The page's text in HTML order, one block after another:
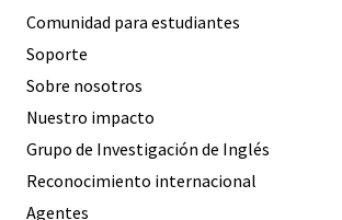
Comunidad para estudiantes
Soporte
Sobre nosotros
Nuestro impacto
Grupo de Investigación de Inglés
Reconocimiento internacional
Agentes